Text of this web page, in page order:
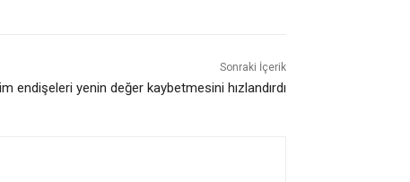
Sonraki İçerik
endişeleri yenin değer kaybetmesini hızlandırdı